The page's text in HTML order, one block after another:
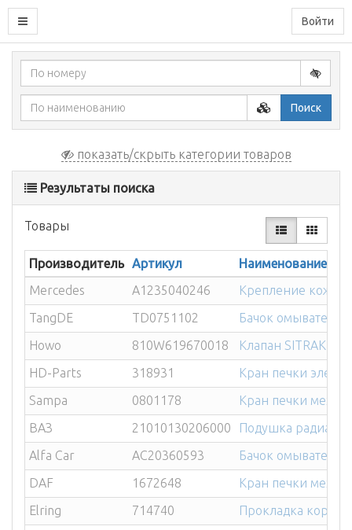
Войти
Поиск
показать/скрыть категории товаров
Результаты поиска
Товары
Производитель Артикул
Наименование
Mercedes
A1235040246
Крепление кожуха
TangDE
TD0751102
Бачок омывателя
Howo
810W619670018
Клапан SITRAK
HD-Parts
318931
Кран печки
Sampa
0801178
Кран печки
ВАЗ
21010130206000
Подушка
Alfa Car
AC20360593
Бачок омывателя
DAF
1672648
Кран печки
Elring
714740
Прокладка